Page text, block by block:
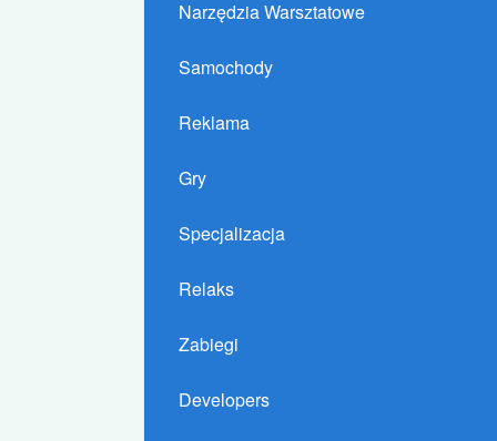
Narzędzia Warsztatowe
Samochody
Reklama
Gry
Specjalizacja
Relaks
Zabiegi
Developers